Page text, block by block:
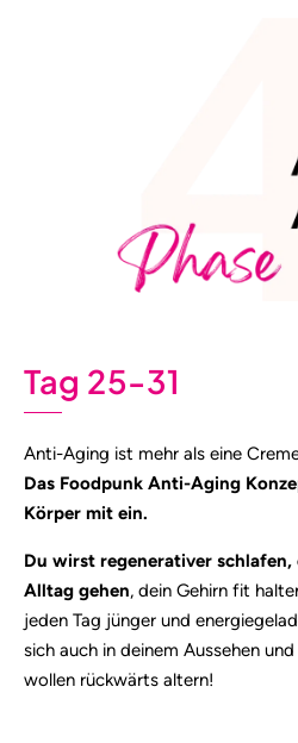
Tag 25-31
Anti-Aging ist mehr als eine
Das Foodpunk Anti-Aging
Körper mit ein.
Du wirst regenerativer
Alltag gehen, dein Gehirn fit
jeden Tag jünger und
sich auch in deinem Aussehen
wollen rückwärts altern!